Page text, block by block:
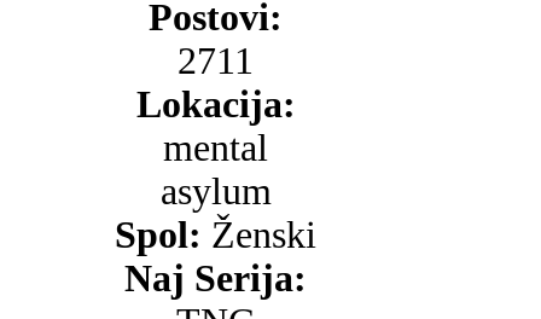
Postovi:
2711
Lokacija:
mental
asylum
Spol: Ženski
Naj Serija: